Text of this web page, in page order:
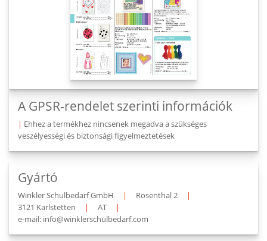
A GPSR-rendelet szerinti információk
| Ehhez a termékhez nincsenek megadva a szükséges
veszélyességi és biztonsági figyelmeztetések
Gyártó
Winkler Schulbedarf GmbH | Rosenthal 2
|
3121 Karlstetten
| AT
|
e-mail: info@winklerschulbedarf.com